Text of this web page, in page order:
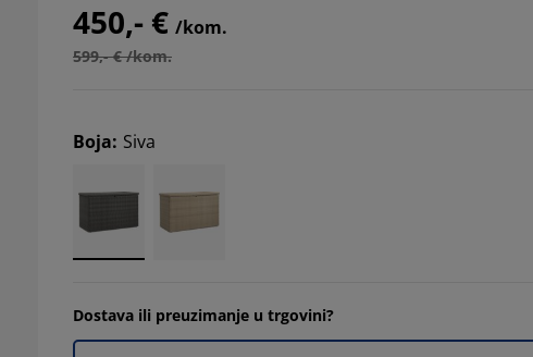
450,- € /kom.
599,- € /kom.
Boja: Siva
Dostava ili preuzimanje u trgovini?